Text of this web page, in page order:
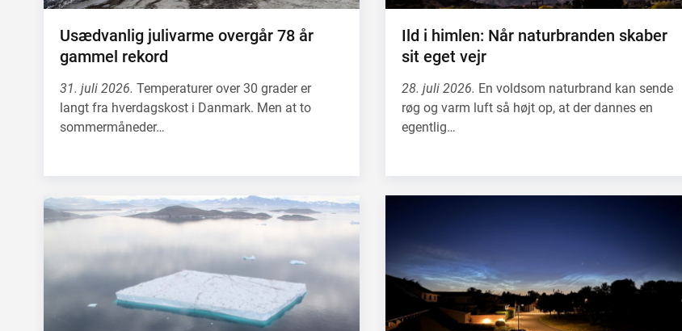
Usædvanlig julivarme overgår 78 år
gammel rekord
31. juli 2026.Temperaturer over 30 grader er
langt fra hverdagskost i Danmark. Men at to
sommermåneder…
Ild i himlen: Når naturbranden skaber
sit eget vejr
28. juli 2026. En voldsom naturbrand kan sende
røg og varm luft så højt op, at der dannes en
egentlig…